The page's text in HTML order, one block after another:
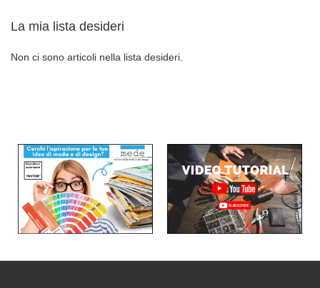
La mia lista desideri
Non ci sono articoli nella lista desideri.